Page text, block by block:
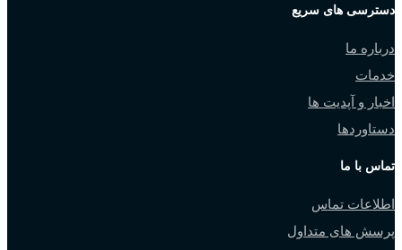
دسترسی های سریع
درباره ما
خدمات
اخبار و آپدیت ها
دستاوردها
تماس با ما
اطلاعات تماس
پرسش های متداول